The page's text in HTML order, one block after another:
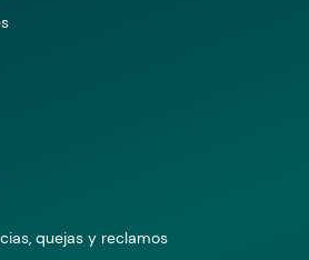
quejas y reclamos